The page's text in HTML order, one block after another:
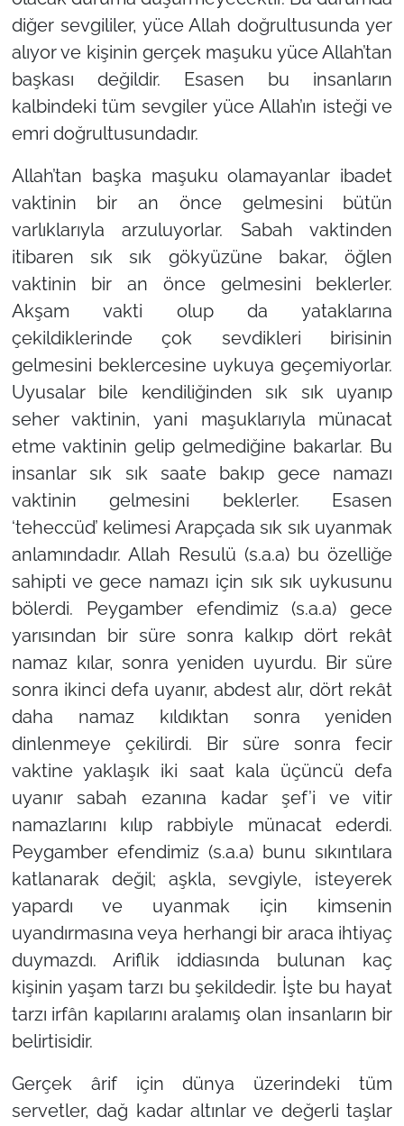
diğer sevgililer, yüce Allah doğrultusunda yer
alıyor ve kişinin gerçek maşuku yüce Allah’tan
başkası değildir. Esasen bu insanların
kalbindeki tüm sevgiler yüce Allah’ın isteği ve
emri doğrultusundadır.
Allah’tan başka maşuku olamayanlar ibadet
vaktinin bir an önce gelmesini bütün
varlıklarıyla arzuluyorlar. Sabah vaktinden
itibaren sık sık gökyüzüne bakar, öğlen
vaktinin bir an önce gelmesini beklerler.
Akşam vakti olup da yataklarına
çekildiklerinde çok sevdikleri birisinin
gelmesini beklercesine uykuya geçemiyorlar.
Uyusalar bile kendiliğinden sık sık uyanıp
seher vaktinin, yani maşuklarıyla münacat
etme vaktinin gelip gelmediğine bakarlar. Bu
insanlar sık sık saate bakıp gece namazı
vaktinin gelmesini beklerler. Esasen
‘teheccüd’ kelimesi Arapçada sık sık uyanmak
anlamındadır. Allah Resulü (s.a.a) bu özelliğe
sahipti ve gece namazı için sık sık uykusunu
bölerdi. Peygamber efendimiz (s.a.a) gece
yarısından bir süre sonra kalkıp dört rekât
namaz kılar, sonra yeniden uyurdu. Bir süre
sonra ikinci defa uyanır, abdest alır, dört rekât
daha namaz kıldıktan sonra yeniden
dinlenmeye çekilirdi. Bir süre sonra fecir
vaktine yaklaşık iki saat kala üçüncü defa
uyanır sabah ezanına kadar şef’i ve vitir
namazlarını kılıp rabbiyle münacat ederdi.
Peygamber efendimiz (s.a.a) bunu sıkıntılara
katlanarak değil; aşkla, sevgiyle, isteyerek
yapardı ve uyanmak için kimsenin
uyandırmasına veya herhangi bir araca ihtiyaç
duymazdı. Ariflik iddiasında bulunan kaç
kişinin yaşam tarzı bu şekildedir. İşte bu hayat
tarzı irfân kapılarını aralamış olan insanların bir
belirtisidir.
Gerçek ârif için dünya üzerindeki tüm
servetler, dağ kadar altınlar ve değerli taşlar